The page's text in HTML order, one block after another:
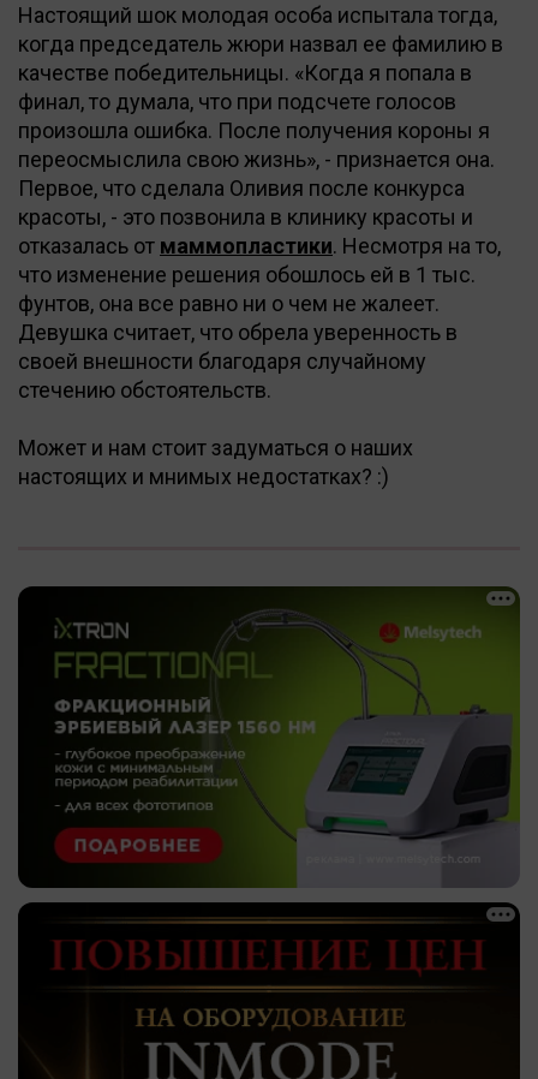
Настоящий шок молодая особа испытала тогда,
когда председатель жюри назвал ее фамилию в
качестве победительницы. «Когда я попала в
финал, то думала, что при подсчете голосов
произошла ошибка. После получения короны я
переосмыслила свою жизнь», - признается она.
Первое, что сделала Оливия после конкурса
красоты, - это позвонила в клинику красоты и
отказалась от маммопластики. Несмотря на то,
что изменение решения обошлось ей в 1 тыс.
фунтов, она все равно ни о чем не жалеет.
Девушка считает, что обрела уверенность в
своей внешности благодаря случайному
стечению обстоятельств.
Может и нам стоит задуматься о наших
настоящих и мнимых недостатках? :)